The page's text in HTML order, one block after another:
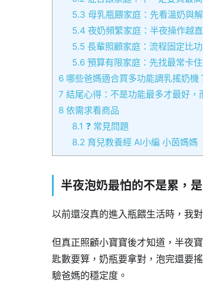
5.3 母乳瓶餵家庭：先看溫奶與
5.4 夜奶頻繁家庭：半夜操作越
5.5長輩照顧家庭：流程固定比
5.6預算有限家庭：先找最常卡
6 哪些爸媽適合買多功能調乳搖奶機
7 結尾心得：不是功能最多才最好，
8 依需求看商品
8.1 ❓ 常見問題
8.2 育兒教養經 AI小編 小茵媽媽
半夜泡奶最怕的不是累，
以前還沒真的進入瓶餵生活時，我
但真正照顧小寶寶後才知道，半夜
匙數要算，奶瓶要拿對，泡完還要
驗爸媽的穩定度。